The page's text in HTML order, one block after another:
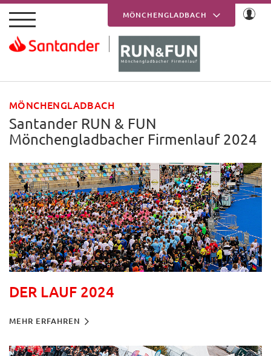
Skip to main content
MÖNCHENGLADBACH
KREFELD
Santander RUN & FUN
Mönchengladbacher Firmenlauf 2024
MÖNCHENGLADBACH
DER LAUF 2024
MEHR ERFAHREN